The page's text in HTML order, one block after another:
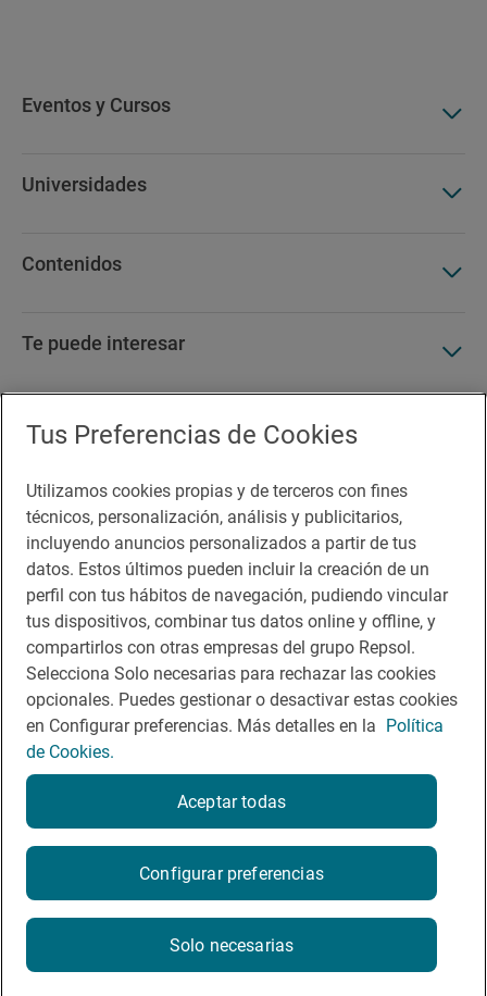
Eventos y Cursos
Universidades
Contenidos
Te puede interesar
Aviso legal
Contacto
Normas participación en RRSS
Política de cookies
Política de privacidad
Tus Preferencias de Cookies
Utilizamos cookies propias y de terceros con fines
técnicos, personalización, análisis y publicitarios,
incluyendo anuncios personalizados a partir de tus
datos. Estos últimos pueden incluir la creación de un
perfil con tus hábitos de navegación, pudiendo vincular
tus dispositivos, combinar tus datos online y offline, y
compartirlos con otras empresas del grupo Repsol.
Selecciona Solo necesarias para rechazar las cookies
opcionales. Puedes gestionar o desactivar estas cookies
en Configurar preferencias. Más detalles en la Política
de Cookies.
Configurar preferencias
Solo necesarias
Aceptar todas